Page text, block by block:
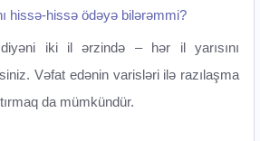
hissə-hissə ödəyə bilərəmmi?
iki il ərzində – hər il yarısını
Vəfat edənin varisləri ilə razılaşma
da mümkündür.‌